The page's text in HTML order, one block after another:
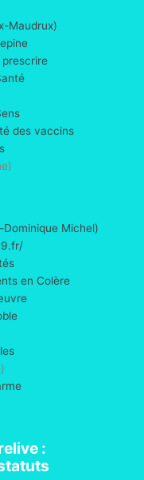
Maudrux)
prescrire
des vaccins
Michel)
en Colère
: